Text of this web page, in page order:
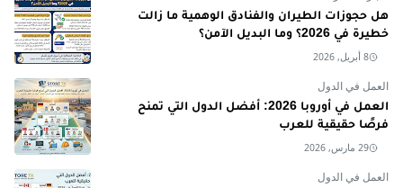
هل حجوزات الطيران والفنادق الوهمية ما زالت
خطيرة في 2026؟ وما البديل الآمن؟
8 أبريل, 2026
العمل في الدول
العمل في أوروبا 2026: أفضل الدول التي تمنح
فرصًا حقيقية للعرب
29 مارس, 2026
العمل في الدول